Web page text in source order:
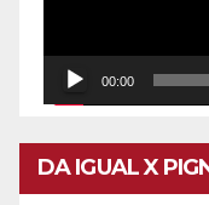
00:00
DA IGUAL X